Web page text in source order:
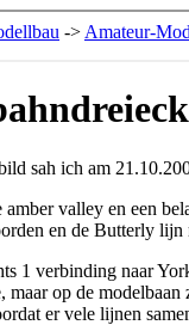
sah ich am
amber valley en een
en de Butterly lijn
1 verbinding naar
maar op de
er vele lijnen